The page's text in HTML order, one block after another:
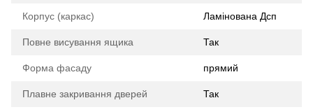
Корпус (каркас) Ламінована Дсп
Повне висування ящика Так
Форма фасаду прямий
Плавне закривання дверей Так